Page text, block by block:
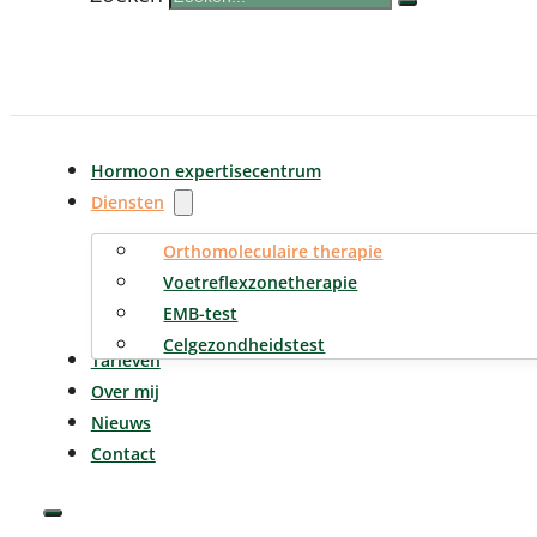
Hormoon expertisecentrum
Diensten
Orthomoleculaire therapie
Voetreflexzonetherapie
EMB-test
Celgezondheidstest
Tarieven
Over mij
Nieuws
Contact